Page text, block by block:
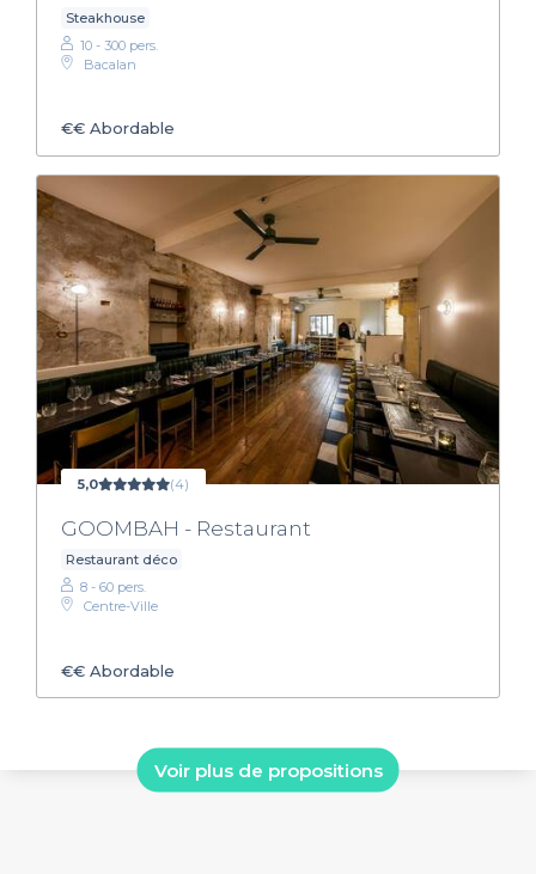
Steakhouse
10 - 300 pers.
Bacalan
€€ Abordable
5,0 (4)
GOOMBAH - Restaurant
Restaurant déco
8 - 60 pers.
Centre-Ville
€€ Abordable
Voir plus de propositions